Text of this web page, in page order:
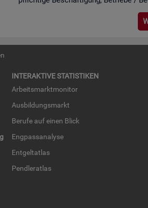
IN­TER­AK­TI­VE STA­TIS­TI­KEN
Ar­beits­markt­mo­ni­tor
Aus­bil­dungs­markt
Be­ru­fe auf einen Blick
Eng­pass­ana­ly­se
Ent­gel­t­at­las
Pend­ler­at­las